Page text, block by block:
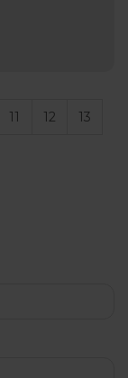
11 12 13